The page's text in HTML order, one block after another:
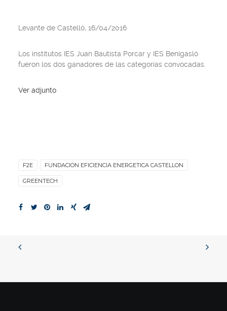
Levante de Castelló, 16/04/2016
Los institutos IES Juan Bautista Porcar y IES Benigasló
fueron los dos ganadores de las categorías convocadas.
Ver adjunto
F2E FUNDACION EFICIENCIA ENERGETICA CASTELLON
GREENTECH